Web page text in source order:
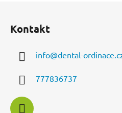
Kontakt
info@dental-
777836737